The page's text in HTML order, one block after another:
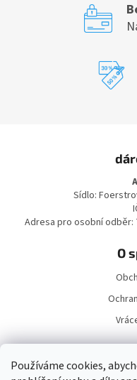
Používáme cookies,
Sídlo:
Adresa pro osobní odběr:
O